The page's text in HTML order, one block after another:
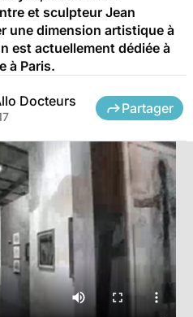
et sculpteur Jean
une dimension artistique à
est actuellement dédiée à
à Paris.
Docteurs Partager